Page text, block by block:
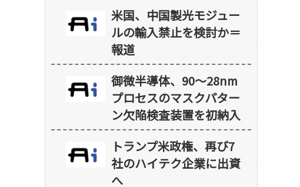
米国、中国製光モジュー
ルの輸入禁止を検討か＝
報道
御微半導体、90～28nm
プロセスのマスクパター
ン欠陥検査装置を初納入
トランプ米政権、再び7
社のハイテク企業に出資
へ